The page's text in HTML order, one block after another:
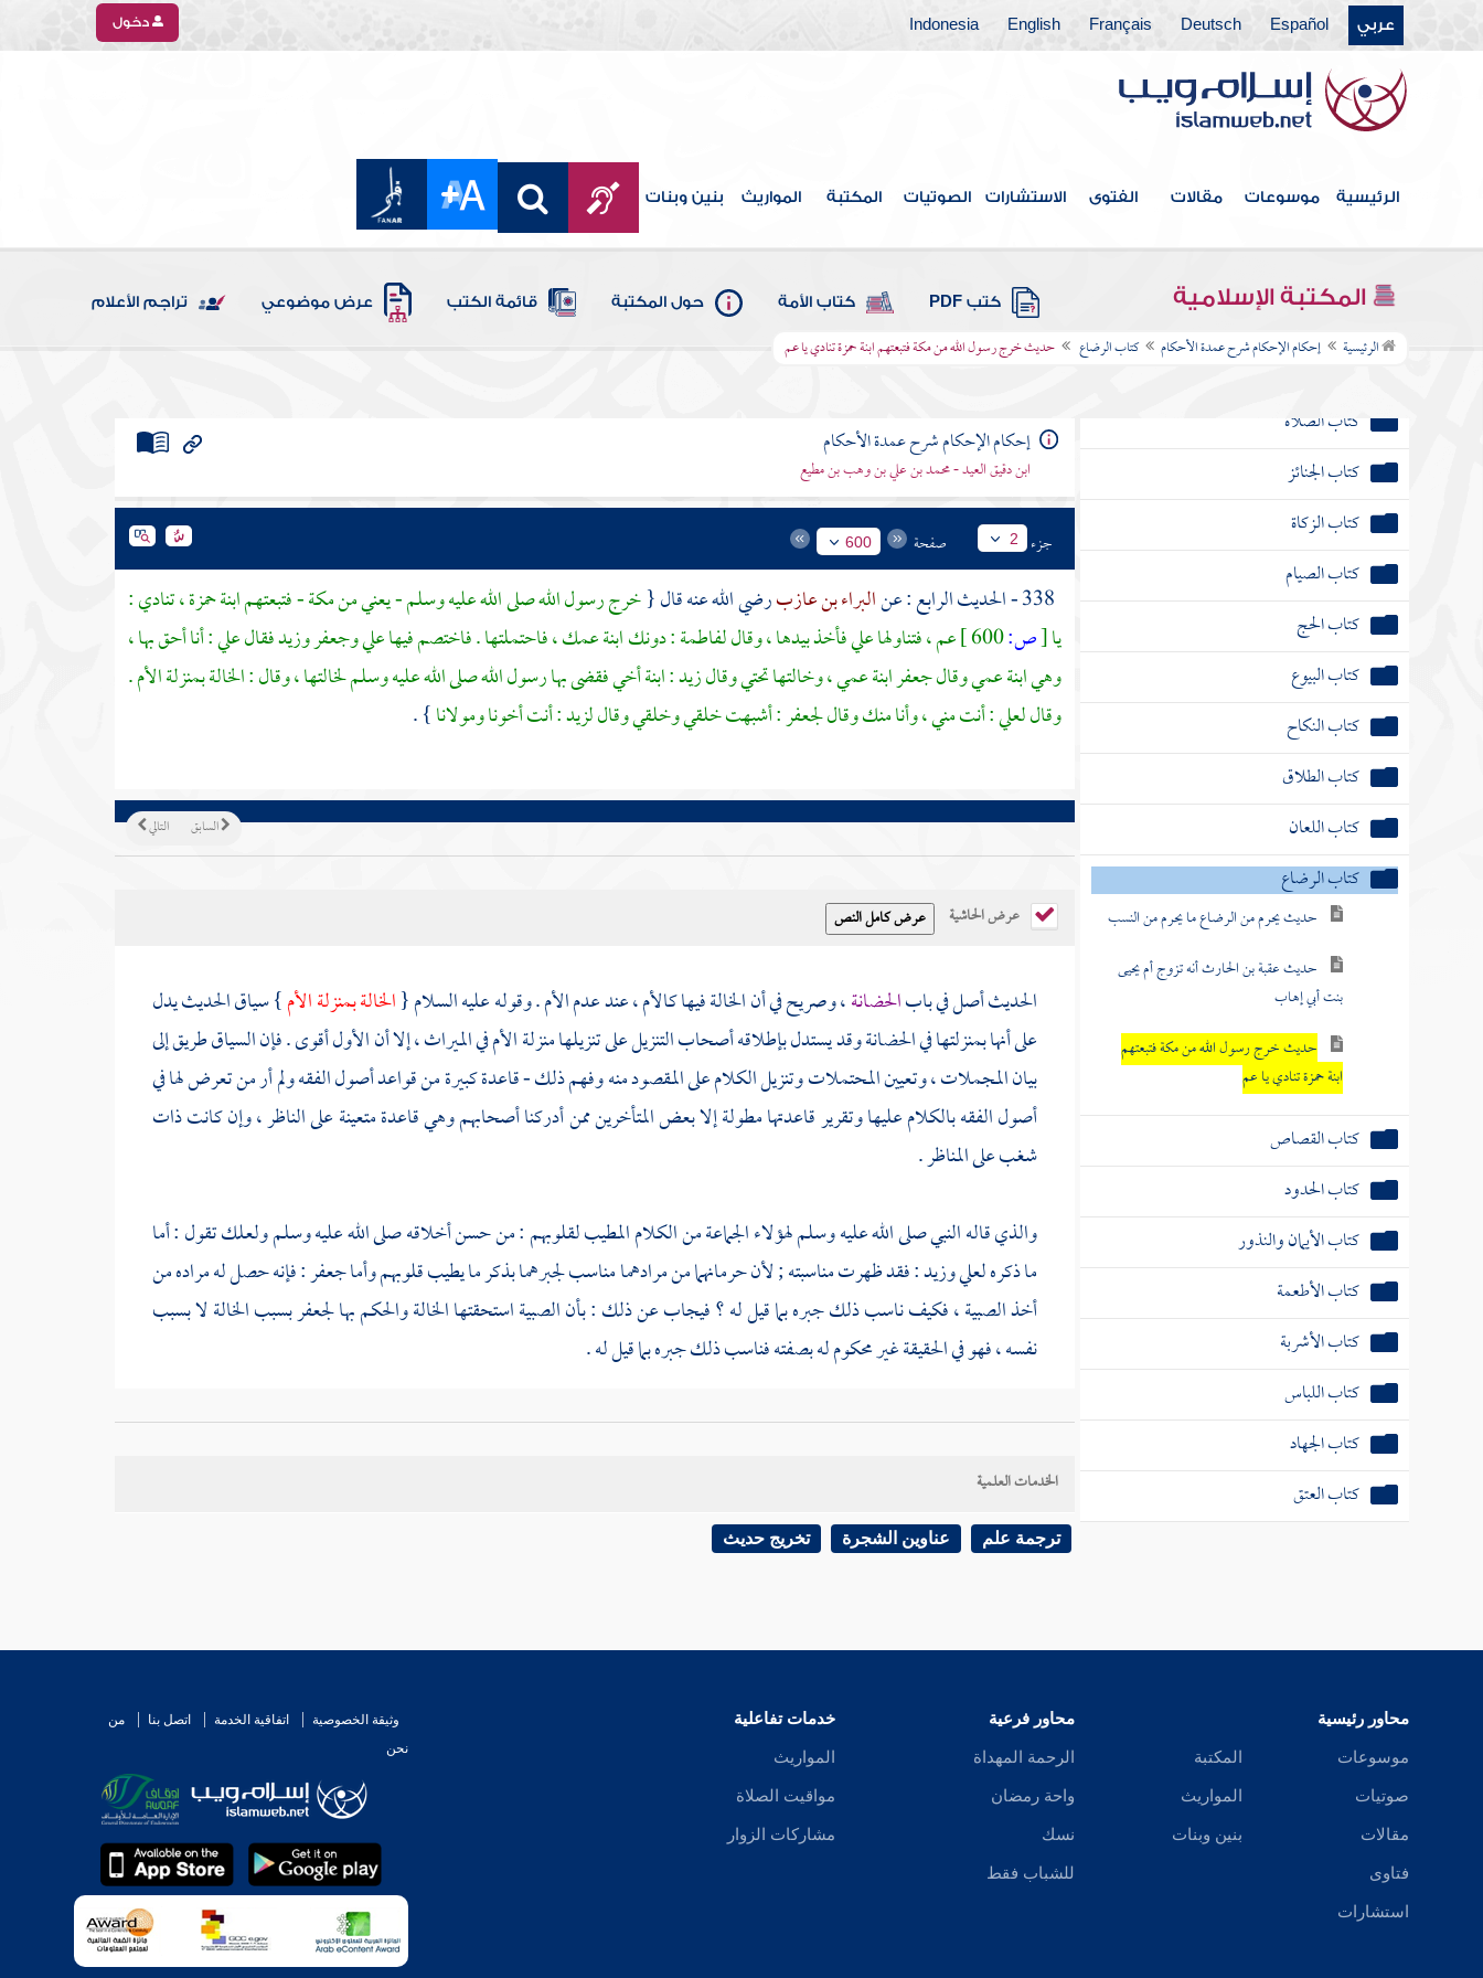
عربي Español
Deutsch
Français
English
Indonesia دخول
الرئيسية موسوعات مقالات الفتوى الاستشارات الصوتيات المكتبة المواريث بنين وبنات
المكتبة الإسلامية كتب PDF كتاب الأمة حول المكتبة قائمة الكتب عرض موضوعي تراجم الأعلام
الرئيسية إحكام الإحكام شرح عمدة الأحكام كتاب الرضاع حديث خرج رسول الله من مكة فتبعتهم ابنة حمزة تنادي يا عم
فهرس الكتاب
كتاب الصلاة
كتاب الجنائز
كتاب الزكاة
كتاب الصيام
كتاب الحج
كتاب البيوع
كتاب النكاح
كتاب الطلاق
كتاب اللعان
كتاب الرضاع
حديث يحرم من الرضاع ما يحرم من النسب
حديث عقبة بن الحارث أنه تزوج أم يحيى
بنت أبي إهاب
حديث خرج رسول الله من مكة فتبعتهم
ابنة حمزة تنادي يا عم
كتاب القصاص
كتاب الحدود
كتاب الأيمان والنذور
كتاب الأطعمة
كتاب الأشربة
كتاب اللباس
كتاب الجهاد
كتاب العتق
إحكام الإحكام شرح عمدة الأحكام
ابن دقيق العيد - محمد بن علي بن وهب بن مطيع
جزء 2 صفحة 600
البراء بن عازبرضي الله عنه قال {خرج رسول الله صلى الله عليه وسلم - يعني منمكة- فتبعتهمابنة حمزة، تنادي :
يا[ص: عم ، فتناولها علي فأخذ بيدها ، وقاللفاطمة: دونك ابنة عمك ، فاحتملتها . فاختصم فيهاعليوجعفروزيدفقالعلي: أنا أحق بها ،
وهي ابنة عمي وقالجعفرابنة عمي ، وخالتها تحتي وقالزيد: ابنة أخي فقضى بها رسول الله صلى الله عليه وسلم لخالتها ، وقال : الخالة بمنزلة الأم .
وقاللعلي: أنت مني ، وأنا منك وقاللجعفر: أشبهت خلقي وخلقي وقاللزيد: أنت أخونا ومولانا} .
التالي السابق
عرض الحاشية
الحديث أصل في بابالحضانة، وصريح في أن الخالة فيها كالأم ، عند عدم الأم . وقوله عليه السلام {الخالة بمنزلة الأم} سياق الحديث يدل
على أنها بمنزلتها في الحضانة وقد يستدل بإطلاقه أصحاب التنزيل على تنزيلها منزلة الأم في الميراث ، إلا أن الأول أقوى . فإن السياق طريق إلى
بيان المجملات ، وتعيين المحتملات وتنزيل الكلام على المقصود منه وفهم ذلك - قاعدة كبيرة من قواعد أصول الفقه ولم أر من تعرض لها في
أصول الفقه بالكلام عليها وتقرير قاعدتها مطولة إلا بعض المتأخرين ممن أدركنا أصحابهم وهي قاعدة متعينة على الناظر ، وإن كانت ذات
شغب على المناظر .
والذي قاله النبي صلى الله عليه وسلم لهؤلاء الجماعة من الكلام المطيب لقلوبهم : من حسن أخلاقه صلى الله عليه وسلم ولعلك تقول : أما
ما ذكرهلعليوزيد: فقد ظهرت مناسبته ; لأن حرمانهما من مرادهما مناسب لجبرهما بذكر ما يطيب قلوبهم وأماجعفر: فإنه حصل له مراده من
أخذ الصبية ، فكيف ناسب ذلك جبره بما قيل له ؟ فيجاب عن ذلك : بأن الصبية استحقتها الخالة والحكم بهالجعفربسبب الخالة لا بسبب
نفسه ، فهو في الحقيقة غير محكوم له بصفته فناسب ذلك جبره بما قيل له .
الخدمات العلمية
ترجمة علم عناوين الشجرة تخريج حديث
محاور رئيسية
موسوعات
صوتيات
مقالات
فتاوى
استشارات
المكتبة
المواريث
بنين وبنات
محاور فرعية
الرحمة المهداة
واحة رمضان
نسك
للشباب فقط
خدمات تفاعلية
المواريث
مواقيت الصلاة
مشاركات الزوار
وثيقة الخصوصية اتفاقية الخدمة اتصل بنا
من
نحن